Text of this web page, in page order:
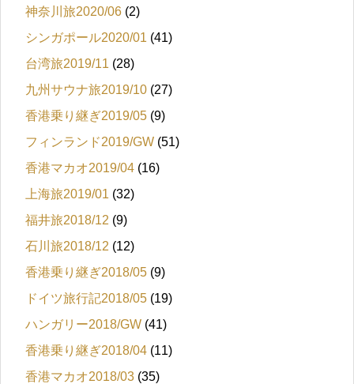
神奈川旅2020/06 (2)
シンガポール2020/01 (41)
台湾旅2019/11 (28)
九州サウナ旅2019/10 (27)
香港乗り継ぎ2019/05 (9)
フィンランド2019/GW (51)
香港マカオ2019/04 (16)
上海旅2019/01 (32)
福井旅2018/12 (9)
石川旅2018/12 (12)
香港乗り継ぎ2018/05 (9)
ドイツ旅行記2018/05 (19)
ハンガリー2018/GW (41)
香港乗り継ぎ2018/04 (11)
香港マカオ2018/03 (35)